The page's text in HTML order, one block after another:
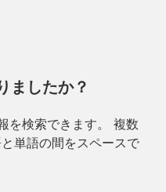
ましたか？
を検索できます。 複数
単語の間をスペースで